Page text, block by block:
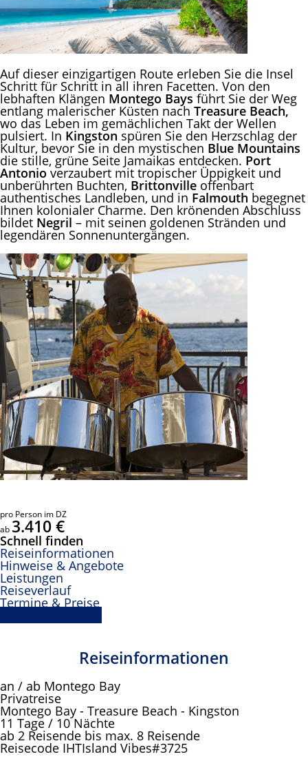
Auf dieser einzigartigen Route erleben Sie die Insel
Schritt für Schritt in all ihren Facetten. Von den
lebhaften Klängen Montego Bays führt Sie der Weg
entlang malerischer Küsten nach Treasure Beach,
wo das Leben im gemächlichen Takt der Wellen
pulsiert. In Kingston spüren Sie den Herzschlag der
Kultur, bevor Sie in den mystischen Blue Mountains
die stille, grüne Seite Jamaikas entdecken. Port
Antonio verzaubert mit tropischer Üppigkeit und
unberührten Buchten, Brittonville offenbart
authentisches Landleben, und in Falmouth begegnet
Ihnen kolonialer Charme. Den krönenden Abschluss
bildet Negril – mit seinen goldenen Stränden und
legendären Sonnenuntergängen.
pro Person im DZ
ab 3.410 €
Schnell finden
Reiseinformationen
Hinweise & Angebote
Leistungen
Reiseverlauf
Termine & Preise
Reiseinformationen
an / ab Montego Bay
Privatreise
Montego Bay - Treasure Beach - Kingston
11 Tage / 10 Nächte
ab 2 Reisende bis max. 8 Reisende
Reisecode IHTIsland Vibes#3725